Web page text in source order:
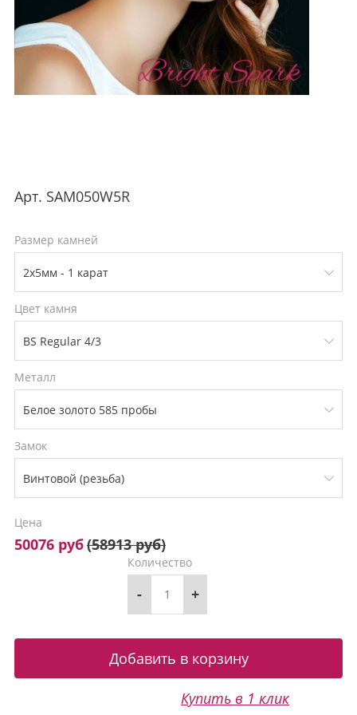
Арт. SAM050W5R
Размер камней
Цвет камня
Металл
Замок
Цена
50076 руб(58913 руб)
Количество
- +
Купить в 1 клик